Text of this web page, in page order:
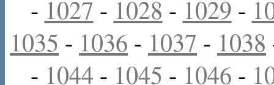
- 1027 - 1028 - 1029 -
1035 - 1036 - 1037 - 1038
- 1044 - 1045 - 1046 -